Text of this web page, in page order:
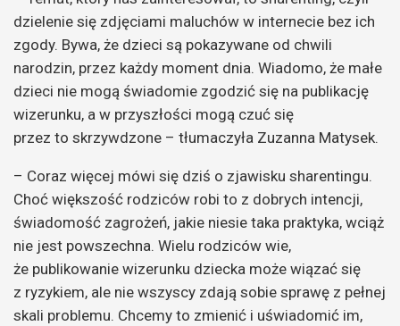
dzielenie się zdjęciami maluchów w internecie bez ich
zgody. Bywa, że dzieci są pokazywane od chwili
narodzin, przez każdy moment dnia. Wiadomo, że małe
dzieci nie mogą świadomie zgodzić się na publikację
wizerunku, a w przyszłości mogą czuć się
przez to skrzywdzone – tłumaczyła Zuzanna Matysek.
– Coraz więcej mówi się dziś o zjawisku sharentingu.
Choć większość rodziców robi to z dobrych intencji,
świadomość zagrożeń, jakie niesie taka praktyka, wciąż
nie jest powszechna. Wielu rodziców wie,
że publikowanie wizerunku dziecka może wiązać się
z ryzykiem, ale nie wszyscy zdają sobie sprawę z pełnej
skali problemu. Chcemy to zmienić i uświadomić im,